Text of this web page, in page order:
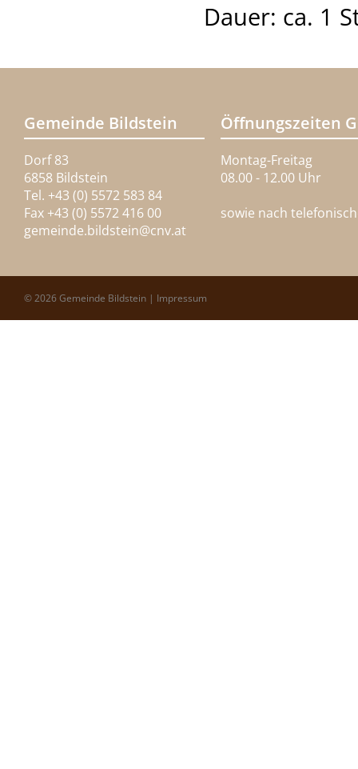
Dauer: ca. 1
Gemeinde Bildstein
Dorf 83
6858 Bildstein
Tel. +43 (0) 5572 583 84
Fax +43 (0) 5572 416 00
gemeinde.bildstein@cnv.at
Öffnungszeiten
Montag-Freitag
08.00 - 12.00 Uhr
sowie nach
© 2026 Gemeinde Bildstein | Impressum